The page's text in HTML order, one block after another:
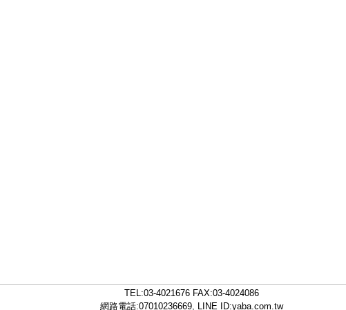
TEL:03-4021676FAX:03-4024086
網路電話:07010236669, LINE ID:yaba.com.tw